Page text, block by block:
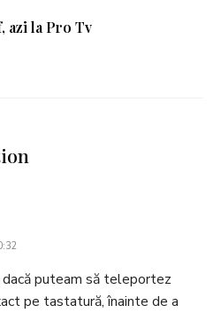
azi la Pro Tv
puteam să teleportez
pe tastatură, înainte de a